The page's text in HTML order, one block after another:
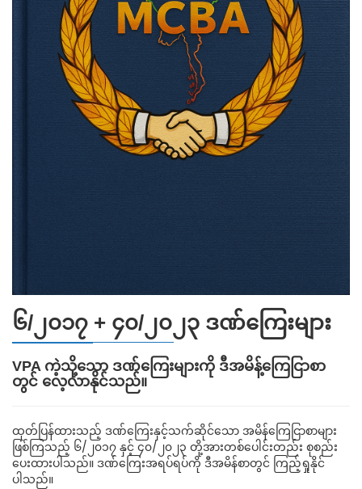
၆/၂၀၁၇ + ၄၀/၂၀၂၃ ဒဏ်ကြေးများ
VPA ကဲ့သို့သော ဒဏ်ကြေးများကို ဒီအမိန့်ကြေငြာစာ
တွင် လေ့လာနိုင်သည်။
ထုတ်ပြန်ထားသည့် ဒဏ်ကြေးနှင့်သက်ဆိုင်သော အမိန်ကြေငြာစာများ
ဖြစ်ကြသည့် ၆/၂၀၁၇ နှင့် ၄၀/၂၀၂၃ တို့အားတစ်ပေါင်းတည်း စုစည်း
ပေးထားပါသည်။ ဒဏ်ကြေးအရပ်ရပ်ကို ဒီအမိန်စာတွင် ကြည့်ရှုနိုင်
ပါသည်။